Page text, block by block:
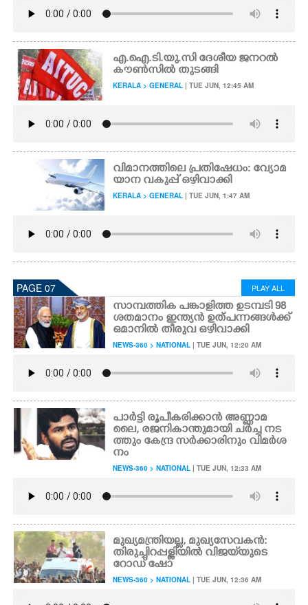
എ.ഐ.ടി.യു.സി ദേശീയ ജനറൽ
കൗൺസിൽ തുടങ്ങി
KERALA > GENERAL | TUE JUN, 12:45 AM
വിമാനത്തിലെ പ്രതിഷേധം: വ്യോമ
യാന വകുപ്പ് ഒഴിവാക്കി
KERALA > GENERAL | TUE JUN, 1:47 AM
PAGE 07 PLAY ALL
സാമ്പത്തിക പങ്കാളിത്ത ഉടമ്പടി 98
ശതമാനം ഇന്ത്യൻ ഉത്പന്നങ്ങൾക്ക്
ഒമാനിൽ തീരുവ ഒഴിവാക്കി
NEWS-360 > NATIONAL | TUE JUN, 12:20 AM
പാർട്ടി രൂപീകരിക്കാൻ അണ്ണാമ
ലൈ, രജനികാന്തുമായി ചർച്ച നട
ത്തും കേന്ദ്ര സർക്കാരിനും വിമർശ
നം
NEWS-360 > NATIONAL | TUE JUN, 12:33 AM
മുഖ്യമന്ത്രിയല്ല, മുഖ്യസേവകൻ:
തിരുച്ചിറപ്പള്ളിയിൽ വിജയ്‌യുടെ
റോഡ് ഷോ
NEWS-360 > NATIONAL | TUE JUN, 12:36 AM